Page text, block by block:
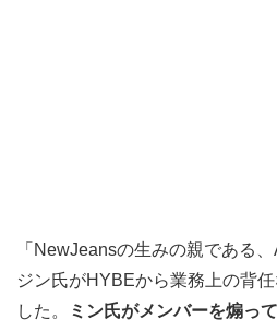
「NewJeansの生みの親である
ジン氏がHYBEから業務上の背
した。
ミン氏がメンバーを煽っ